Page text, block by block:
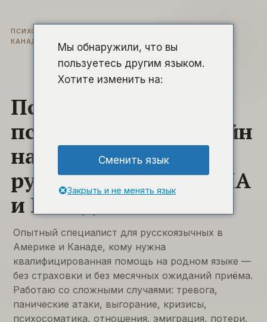
содержанию
ПСИХОЛОГ · ПСИХОТЕРАПЕВТ · СУИЦИДОЛОГ · ДЛЯ США И
КАНАДЫ
Психолог,
психотерапевт онлайн
на русском — для
русскоязычных в США
и Канаде
Опытный специалист для русскоязычных в
Америке и Канаде, кому нужна
квалифицированная помощь на родном языке —
без страховки и без месячных ожиданий приёма.
Работаю со сложными случаями: тревога,
панические атаки, выгорание, кризисы,
психосоматика, отношения, эмиграция, потери.
Мы обнаружили, что вы
пользуетесь другим языком.
Хотите изменить на:
Сменить язык
Закрыть и не менять язык